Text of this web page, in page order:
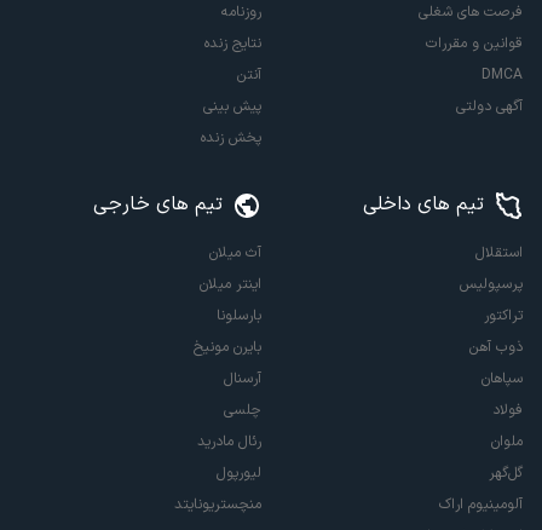
فرصت های شغلی
قوانین و مقررات
DMCA
آگهی دولتی
روزنامه
نتایج زنده
آنتن
پیش بینی
پخش زنده
تیم های داخلی
استقلال
پرسپولیس
تراکتور
ذوب آهن
سپاهان
فولاد
ملوان
گل‌گهر
آلومینیوم اراک
تیم های خارجی
آث میلان
اینتر میلان
بارسلونا
بایرن مونیخ
آرسنال
چلسی
رئال مادرید
لیورپول
منچستریونایتد